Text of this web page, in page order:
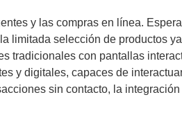
y las compras en línea.
limitada selección de productos
tradicionales con pantallas
y digitales, capaces de
sin contacto, la